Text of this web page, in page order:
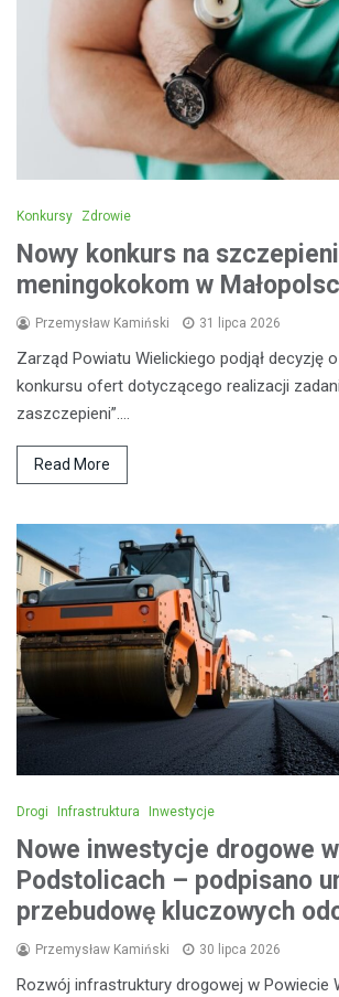
Konkursy Zdrowie
Nowy konkurs na
meningokokom w
Przemysław Kamiński 31 lipca 2026
Zarząd Powiatu Wielickiego podjął decyzję
konkursu ofert dotyczącego realizacji
zaszczepieni”.…
Read More
Drogi Infrastruktura Inwestycje
Nowe inwestycje drogowe w
Podstolicach – podpisano
przebudowę kluczowych
Przemysław Kamiński 30 lipca 2026
Rozwój infrastruktury drogowej w Powiecie